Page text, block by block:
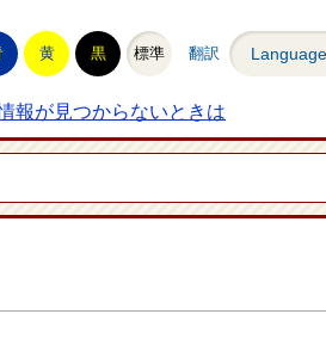
黄 黒 標準 翻訳 Language
報が見つからないときは